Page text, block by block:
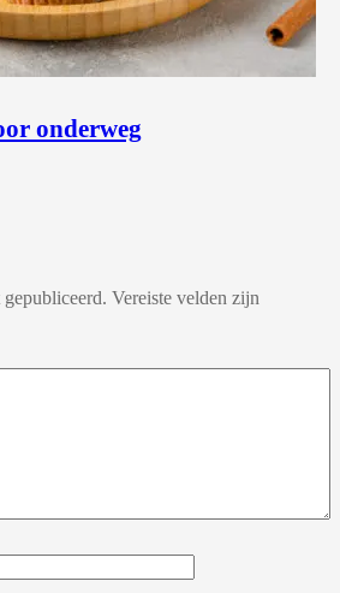
onderweg
Vereiste velden zijn